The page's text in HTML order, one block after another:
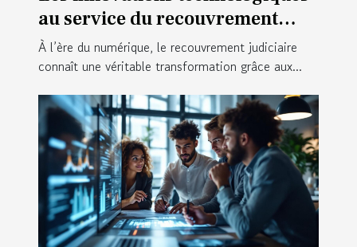
au service du recouvrement
judiciaire
À l’ère du numérique, le recouvrement judiciaire
connaît une véritable transformation grâce aux...